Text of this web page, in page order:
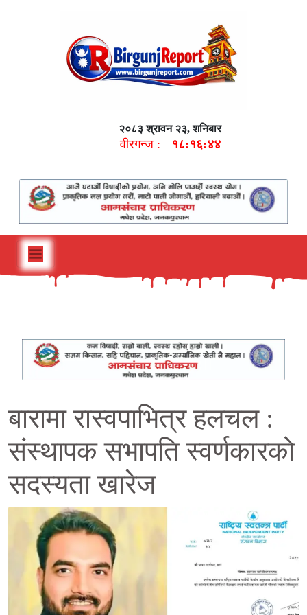
२०८३ श्रावन २३, शनिबार
वीरगन्ज : १८:१६:४५
बारामा रास्वपाभित्र हलचल :
संस्थापक सभापति स्वर्णकारको
सदस्यता खारेज